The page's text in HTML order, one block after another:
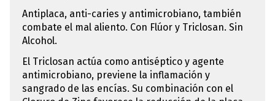
Antiplaca, anti-caries y antimicrobiano, también
combate el mal aliento. Con Flúor y Triclosan. Sin
Alcohol.
El Triclosan actúa como antiséptico y agente
antimicrobiano, previene la inflamación y
sangrado de las encías. Su combinación con el